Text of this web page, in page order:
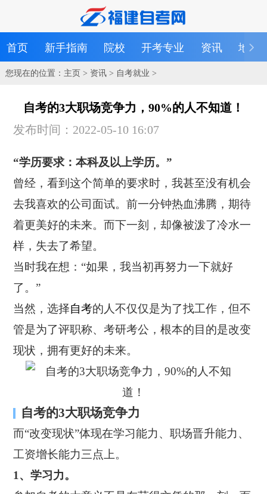
首页 新手指南 院校 开考专业 资讯 地区
您现在的位置： 主页> 资讯> 自考就业 >
自考的3大职场竞争力，90%的人不知道！
发布时间：2022-05-10 16:07
“学历要求：本科及以上学历。”
曾经，看到这个简单的要求时，我甚至没有机会
去我喜欢的公司面试。前一分钟热血沸腾，期待
着更美好的未来。而下一刻，却像被泼了冷水一
样，失去了希望。
当时我在想：“如果，我当初再努力一下就好
了。”
当然，选择自考的人不仅仅是为了找工作，但不
管是为了评职称、考研考公，根本的目的是改变
现状，拥有更好的未来。
自考的3大职场竞争力
而“改变现状”体现在学习能力、职场晋升能力、
工资增长能力三点上。
1、学习力。